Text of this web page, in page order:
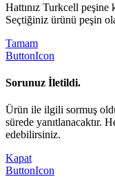
Hattınız Turkcell
Seçtiğiniz ürünü peşin
Tamam
ButtonIcon
Sorunuz İletildi.
Ürün ile ilgili sormuş
sürede yanıtlanacaktır.
edebilirsiniz.
Kapat
ButtonIcon